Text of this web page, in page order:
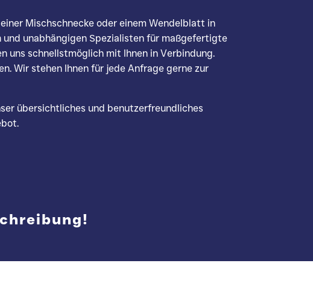
Mischschnecke oder einem Wendelblatt in
und unabhängigen Spezialisten für maßgefertigte
uns schnellstmöglich mit Ihnen in Verbindung.
Wir stehen Ihnen für jede Anfrage gerne zur
übersichtliches und benutzerfreundliches